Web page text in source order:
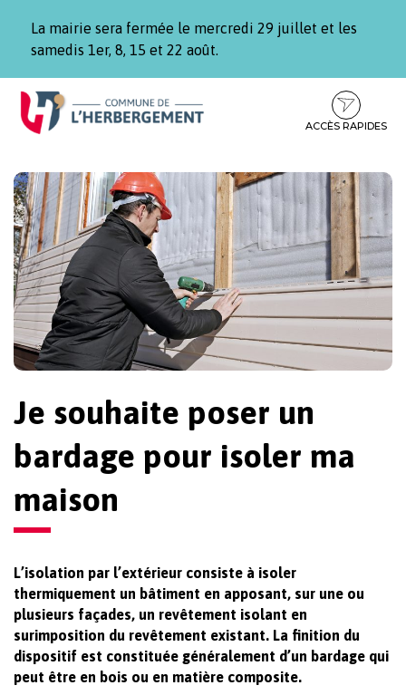
La mairie sera fermée le mercredi 29 juillet et les
samedis 1er, 8, 15 et 22 août.
Aller
Aller
contenu
Aller
pied
ACCÈS RAPIDES
Je souhaite poser un
bardage pour isoler ma
maison
L’isolation par l’extérieur consiste à isoler
thermiquement un bâtiment en apposant, sur une ou
plusieurs façades, un revêtement isolant en
surimposition du revêtement existant. La finition du
dispositif est constituée généralement d’un bardage qui
peut être en bois ou en matière composite.